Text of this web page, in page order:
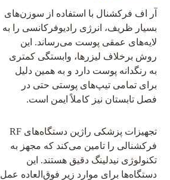
آر اف فرکشنال با استفاده از سوزن‌های
بسیار ظریف، انرژی رادیوفرکانسی را به
لایه‌های عمقی پوست می‌رساند. این
روش برخلاف لیزرها، وابستگی کمتری
به رنگدانه پوست دارد و به همین دلیل
برای تمامی تیپ‌های پوستی حتی در
فصل تابستان نیز کاملاً ایمن است.
تجهیزات پزشکی راژین دستگاه‌های RF
فرکشنالی را تامین می‌کند که مجهز به
تکنولوژی نیدلینگ دقیق هستند. این
دستگاه‌ها برای موارد زیر فوق‌العاده عمل